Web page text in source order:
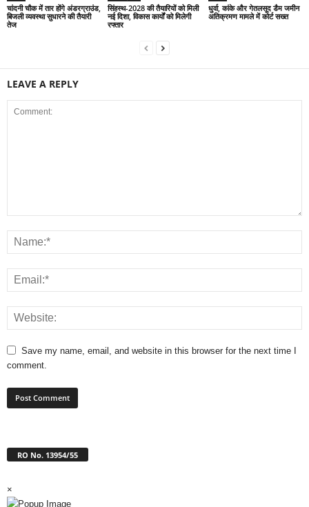
चांदनी चौक में तार होंगे अंडरग्राउंड,
बिजली व्यवस्था सुधारने की तैयारी
तेज
सिंहस्थ-2028 की तैयारियों को मिली
नई दिशा, विकास कार्यों को मिलेगी
रफ्तार
धुर्वा, कांके और गेतलसूद डैम जमीन
अतिक्रमण मामले में कोर्ट सख्त
LEAVE A REPLY
Save my name, email, and website in this browser for the next time I
comment.
RO No. 13954/55
×